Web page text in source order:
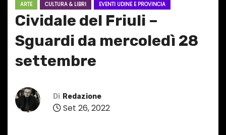
ARTE CULTURA & LIBRI EVENTI UDINE E PROVINCIA
Cividale del Friuli –
Sguardi da mercoledì 28
settembre
Di Redazione
Set 26, 2022